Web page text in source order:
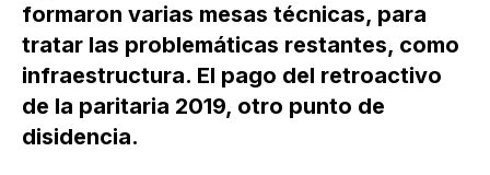
formaron varias mesas técnicas, para
tratar las problemáticas restantes, como
infraestructura. El pago del retroactivo
de la paritaria 2019, otro punto de
disidencia.